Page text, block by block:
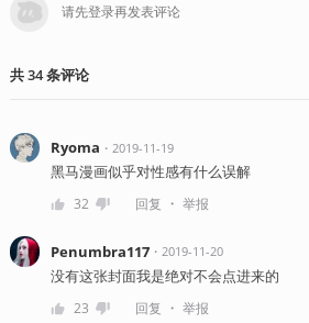
共34条评论
Ryoma ・ 2019-11-19
黑马漫画似乎对性感有什么误解
32 回复 ・ 举报
Penumbra117・ 2019-11-20
没有这张封面我是绝对不会点进来的
23 回复 ・ 举报